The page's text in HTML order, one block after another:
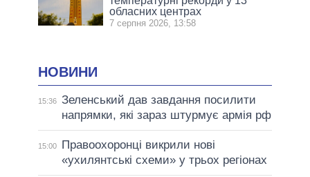
обласних центрах
7 серпня 2026, 13:58
НОВИНИ
15:36 Зеленський дав завдання посилити
напрямки, які зараз штурмує армія рф
15:00
Правоохоронці викрили нові
«ухилянтські схеми» у трьох регіонах